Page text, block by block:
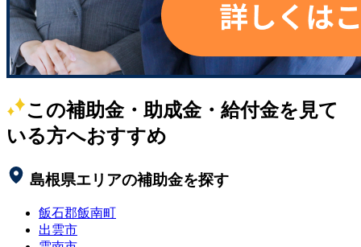
この補助金・助成金・給付金を見て
いる方へおすすめ
島根県エリアの補助金を探す
飯石郡飯南町
出雲市